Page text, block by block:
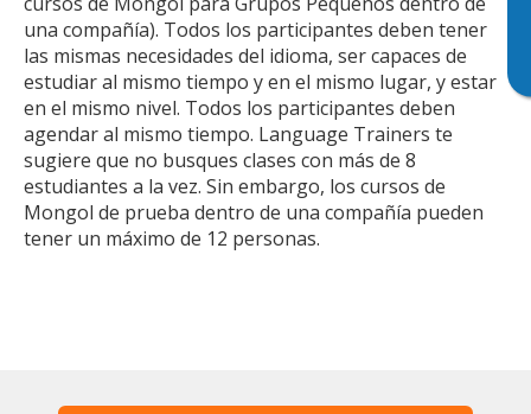
una compañía). Todos los participantes deben tener
las mismas necesidades del idioma, ser capaces de
estudiar al mismo tiempo y en el mismo lugar, y estar
en el mismo nivel. Todos los participantes deben
agendar al mismo tiempo. Language Trainers te
sugiere que no busques clases con más de 8
estudiantes a la vez. Sin embargo, los cursos de
Mongol de prueba dentro de una compañía pueden
tener un máximo de 12 personas.